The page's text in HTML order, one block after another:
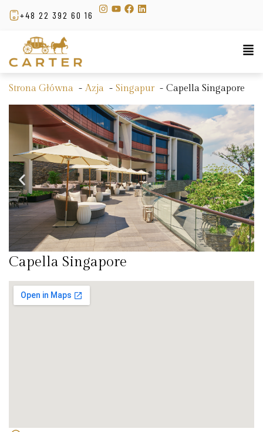
+48 22 392 60 16
Strona Główna Azja Singapur Capella Singapore
Capella Singapore